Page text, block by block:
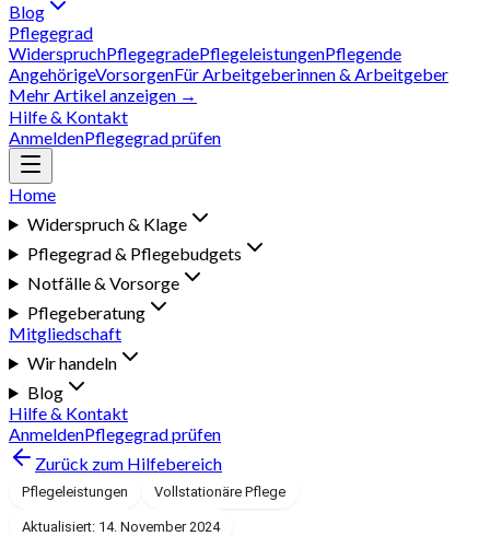
Blog
Pflegegrad
WiderspruchPflegegradePflegeleistungenPflegende
AngehörigeVorsorgenFür Arbeitgeberinnen & Arbeitgeber
Mehr Artikel anzeigen →
Hilfe & Kontakt
AnmeldenPflegegrad prüfen
Home
Widerspruch & Klage
Pflegegrad & Pflegebudgets
Notfälle & Vorsorge
Pflegeberatung
Mitgliedschaft
Wir handeln
Blog
Hilfe & Kontakt
AnmeldenPflegegrad prüfen
Zurück zum Hilfebereich
Pflegeleistungen Vollstationäre Pflege
Aktualisiert: 14. November 2024